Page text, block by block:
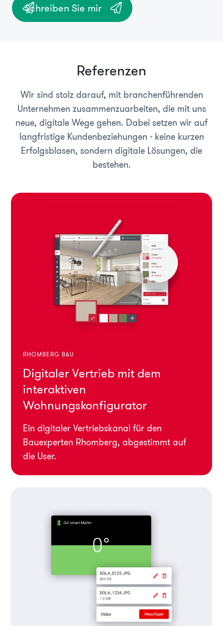
Schreiben Sie mir
Referenzen
Wir sind stolz darauf, mit branchenführenden
Unternehmen zusammenzuarbeiten, die mit uns
neue, digitale Wege gehen. Dabei setzen wir auf
langfristige Kundenbeziehungen - keine kurzen
Erfolgsblasen, sondern digitale Lösungen, die
bestehen.
RHOMBERG BAU
Digitaler Vertrieb mit dem
interaktiven
Wohnungskonfigurator
Ein digitaler Vertriebskanal für den
Bauexperten Rhomberg, abgestimmt auf
die User.